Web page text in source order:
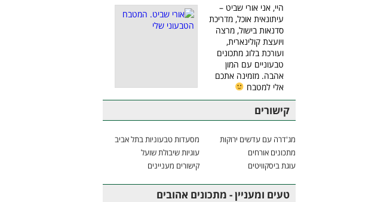
היי, אני אורי שביט –
עיתונאית אוכל, מדריכת
סדנאות בישול, מרצה
ויועצת קולינארית,
ועורכת בלוג מתכונים
טבעוניים עם המון
אהבה. מזמינה אתכם
אלי למטבח
קישורים
מג'דרה עם עדשים ירוקות
מסעדות טבעוניות בתל אביב
מתכונים אורחים
עוגיות שיבולת שועל
עוגת ביסקוויטים
קישורים מעניינים
טעים ומעניין - מתכונים אהובים